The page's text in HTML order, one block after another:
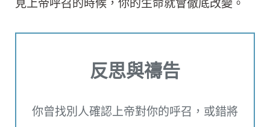
反思與禱告
你曾找別人確認上帝對你的呼召，或錯將